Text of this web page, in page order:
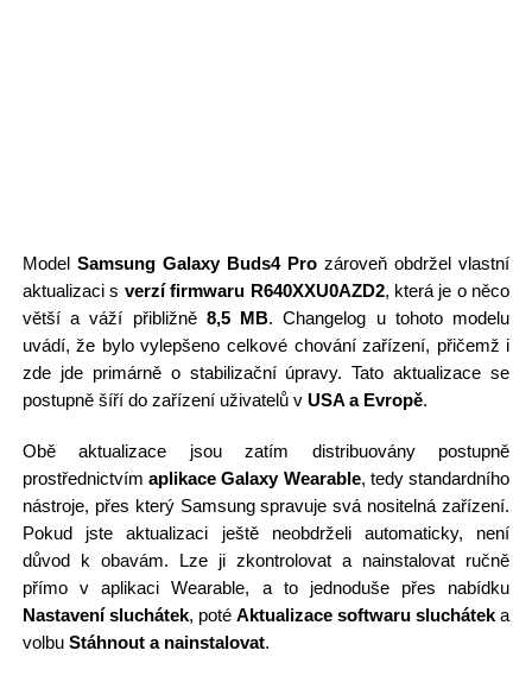
Model Samsung Galaxy Buds4 Pro zároveň obdržel vlastní
aktualizaci s verzí firmwaru R640XXU0AZD2, která je o něco
větší a váží přibližně 8,5 MB. Changelog u tohoto modelu
uvádí, že bylo vylepšeno celkové chování zařízení, přičemž i
zde jde primárně o stabilizační úpravy. Tato aktualizace se
postupně šíří do zařízení uživatelů v USA a Evropě.
Obě aktualizace jsou zatím distribuovány postupně
prostřednictvímaplikace Galaxy Wearable, tedy standardního
nástroje, přes který Samsung spravuje svá nositelná zařízení.
Pokud jste aktualizaci ještě neobdrželi automaticky, není
důvod k obavám. Lze ji zkontrolovat a nainstalovat ručně
přímo v aplikaci Wearable, a to jednoduše přes nabídku
Nastavení sluchátek, potéAktualizace softwaru slucháteka
volbu Stáhnout a nainstalovat.